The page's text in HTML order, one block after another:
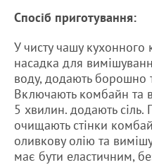
Спосіб приготування:
У чисту чашу
насадка для
воду, додають борошно
Включають комбайн та
5 хвилин. додають сіль.
очищають стінки
оливкову олію та
має бути еластичним,